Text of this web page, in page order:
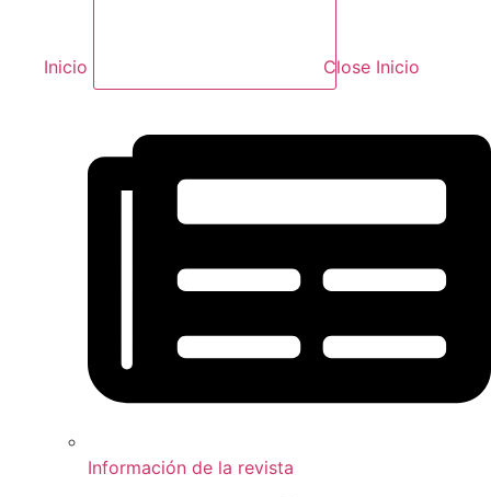
Inicio Close Inicio
Información de la revista